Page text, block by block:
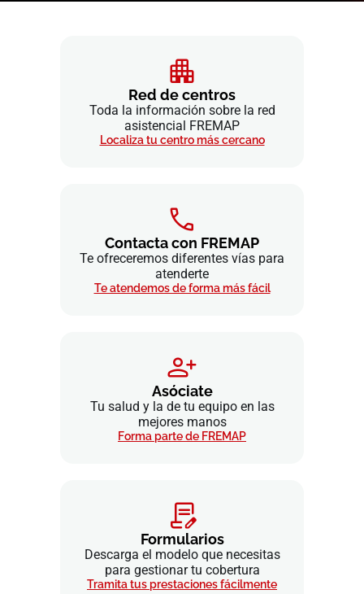
Red de centros
Toda la información sobre la red
asistencial FREMAP
Localiza tu centro más cercano
Contacta con FREMAP
Te ofreceremos diferentes vías para
atenderte
Te atendemos de forma más fácil
Asóciate
Tu salud y la de tu equipo en las
mejores manos
Forma parte de FREMAP
Formularios
Descarga el modelo que necesitas
para gestionar tu cobertura
Tramita tus prestaciones fácilmente